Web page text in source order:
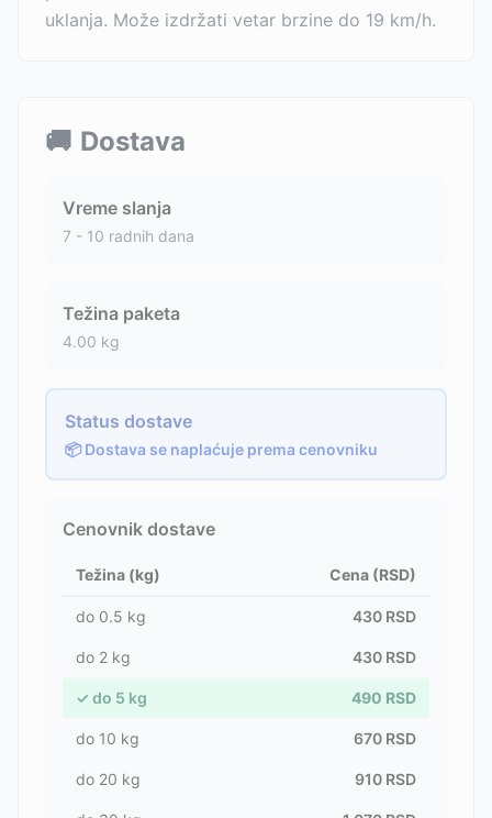
uklanja. Može izdržati vetar brzine do 19 km/h.
🚚 Dostava
Vreme slanja
7 - 10 radnih dana
Težina paketa
4.00 kg
Status dostave
📦 Dostava se naplaćuje prema cenovniku
Cenovnik dostave
Težina (kg) Cena (RSD)
do 0.5 kg 430 RSD
do 2 kg 430 RSD
✓ do 5 kg 490 RSD
do 10 kg 670 RSD
do 20 kg 910 RSD